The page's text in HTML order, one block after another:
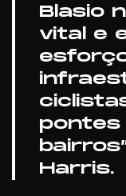
Blasio
vital e
pontes
Harris.